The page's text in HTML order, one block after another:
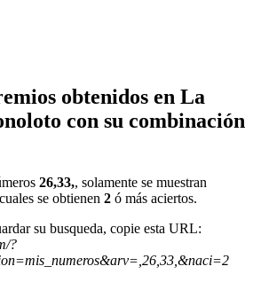
obtenidos en La
con su combinación
26,33,, solamente se muestran
se obtienen 2 ó más aciertos.
su busqueda, copie esta URL:
?